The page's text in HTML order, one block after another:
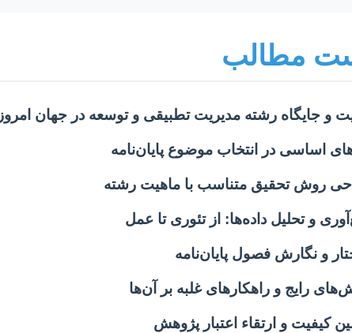
مطالب
و جایگاه رشته مدیریت تطبیقی و توسعه در جهان امروز
اساسی در انتخاب موضوع پایان‌نامه
روش تحقیق متناسب با ماهیت رشته
و تحلیل داده‌ها: از تئوری تا عمل
و نگارش فصول پایان‌نامه
رایج و راهکارهای غلبه بر آن‌ها
کیفیت و ارتقاء اعتبار پژوهش